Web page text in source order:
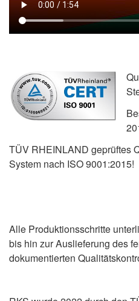
TÜV RHEINLAND geprüftes
System nach ISO 9001:2015!
Alle Produktionsschritte
bis hin zur Auslieferung des
dokumentierten